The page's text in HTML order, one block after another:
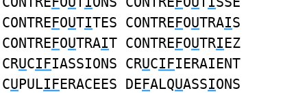
CONTREFOUTITES CONTREFOUTRAIS
CONTREFOUTRAIT CONTREFOUTRIEZ
CRUCIFIASSIONS CRUCIFIERAIENT
CUPULIFERACEES DEFALQUASSIONS